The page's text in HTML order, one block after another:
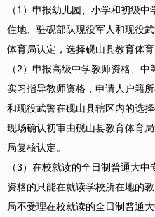
（1）申报幼儿园、小学和初级
住地、驻砚部队现役军人和现役
体育局认定，选择砚山县教育体育
（2）申报高级中学教师资格、
实习指导教师资格，申请人户籍
和现役武警在砚山县辖区内的选
现场确认初审由砚山县教育体育
局复核认定。
（3）在校就读的全日制普通大
资格的只能在就读学校所在地的
局不受理在校就读的全日制普通